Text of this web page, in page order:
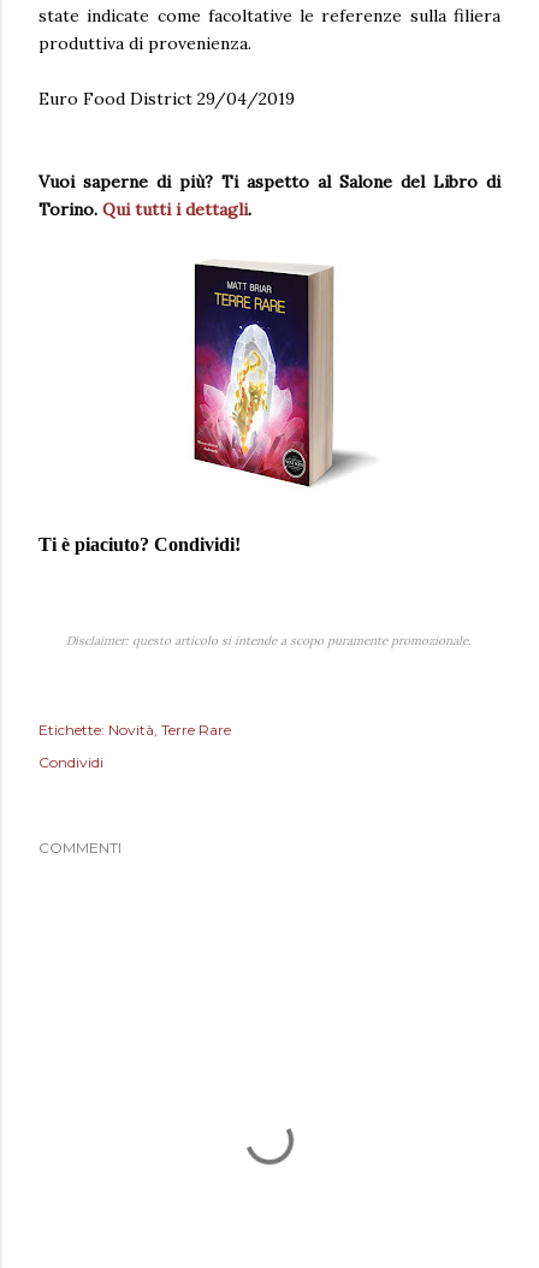
state indicate come facoltative le referenze sulla filiera
produttiva di provenienza.
Euro Food District 29/04/2019
Vuoi saperne di più? Ti aspetto al Salone del Libro di
Torino. Qui tutti i dettagli.
Ti è piaciuto? Condividi!
Disclaimer: questo articolo si intende a scopo puramente promozionale.
Etichette: Novità Terre Rare
Condividi
COMMENTI